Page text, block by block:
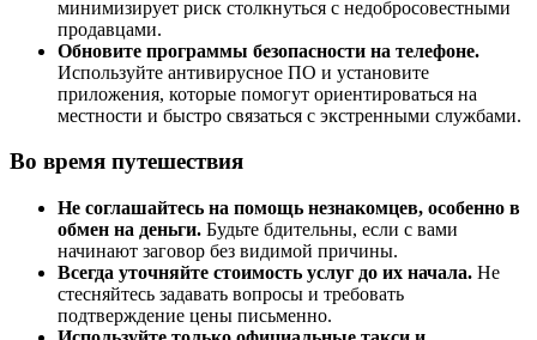
минимизирует риск столкнуться с недобросовестными
продавцами.
Обновите программы безопасности на телефоне.
Используйте антивирусное ПО и установите
приложения, которые помогут ориентироваться на
местности и быстро связаться с экстренными службами.
Во время путешествия
Не соглашайтесь на помощь незнакомцев, особенно в
обмен на деньги. Будьте бдительны, если с вами
начинают заговор без видимой причины.
Всегда уточняйте стоимость услуг до их начала. Не
стесняйтесь задавать вопросы и требовать
подтверждение цены письменно.